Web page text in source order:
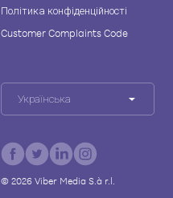
Політика конфіденційності
Customer Complaints Code
Українська
© 2026Viber Media S.à r.l.